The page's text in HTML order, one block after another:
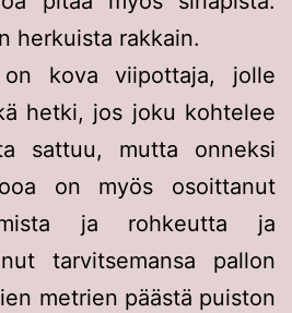
herkuista rakkain.
on kova viipottaja, jolle
hetki, jos joku kohtelee
sattuu, mutta onneksi
on myös osoittanut
ja rohkeutta ja
tarvitsemansa pallon
metrien päästä puiston